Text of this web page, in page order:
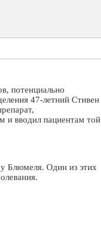
потенциально
47-летний Стивен
и вводил пациентам той
Блюмеля. Один из этих